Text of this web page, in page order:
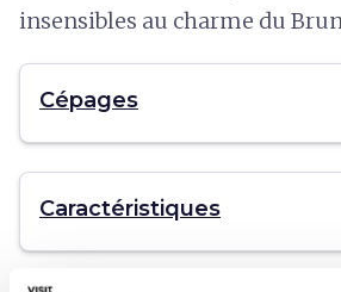
insensibles au charme du
Cépages
Caractéristiques